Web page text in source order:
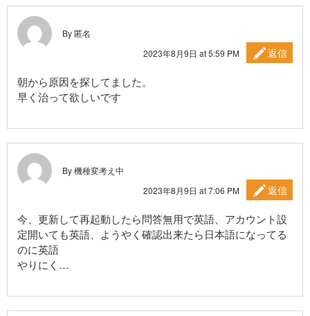
By 匿名
2023年8月9日 at 5:59 PM
返信
朝から原因を探してました。
早く治って欲しいです
By 機種変考え中
2023年8月9日 at 7:06 PM
返信
今、更新して再起動したら問答無用で英語、アカウント設
定開いても英語、ようやく確認出来たら日本語になってる
のに英語
やりにく…